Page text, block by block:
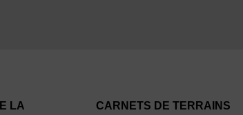
LA CARNETS DE TERRAINS